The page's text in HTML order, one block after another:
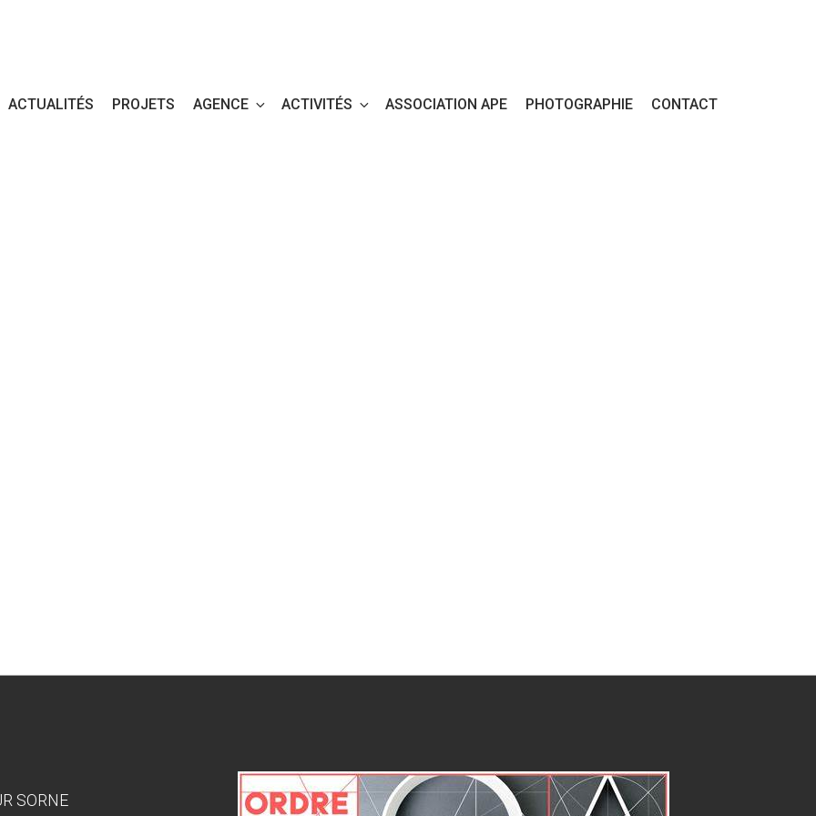
ACTUALITÉS PROJETS AGENCE ACTIVITÉS ASSOCIATION APE PHOTOGRAPHIE CONTACT
SORNE